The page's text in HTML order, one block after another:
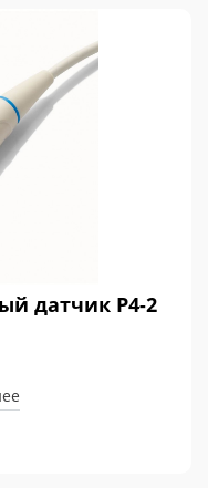
датчик P4-2